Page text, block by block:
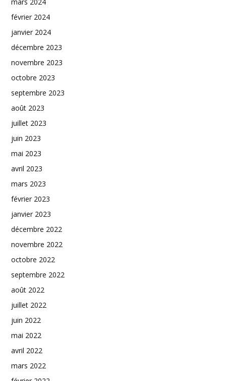
février 2024
janvier 2024
décembre 2023
novembre 2023
octobre 2023
septembre 2023
août 2023
juillet 2023
juin 2023
mai 2023
avril 2023
mars 2023
février 2023
janvier 2023
décembre 2022
novembre 2022
octobre 2022
septembre 2022
août 2022
juillet 2022
juin 2022
mai 2022
avril 2022
mars 2022